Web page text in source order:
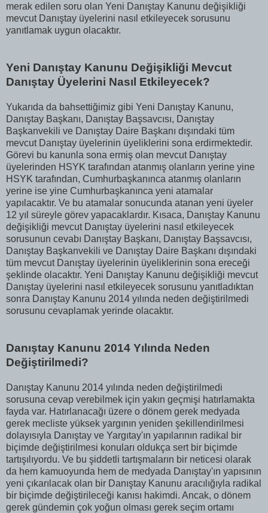
merak edilen soru olan Yeni Danıştay Kanunu değişikliği
mevcut Danıştay üyelerini nasıl etkileyecek sorusunu
yanıtlamak uygun olacaktır.
Yeni Danıştay Kanunu Değişikliği Mevcut
Danıştay Üyelerini Nasıl Etkileyecek?
Yukarıda da bahsettiğimiz gibi Yeni Danıştay Kanunu,
Danıştay Başkanı, Danıştay Başsavcısı, Danıştay
Başkanvekili ve Danıştay Daire Başkanı dışındaki tüm
mevcut Danıştay üyelerinin üyeliklerini sona erdirmektedir.
Görevi bu kanunla sona ermiş olan mevcut Danıştay
üyelerinden HSYK tarafından atanmış olanların yerine yine
HSYK tarafından, Cumhurbaşkanınca atanmış olanların
yerine ise yine Cumhurbaşkanınca yeni atamalar
yapılacaktır. Ve bu atamalar sonucunda atanan yeni üyeler
12 yıl süreyle görev yapacaklardır. Kısaca, Danıştay Kanunu
değişikliği mevcut Danıştay üyelerini nasıl etkileyecek
sorusunun cevabı Danıştay Başkanı, Danıştay Başsavcısı,
Danıştay Başkanvekili ve Danıştay Daire Başkanı dışındaki
tüm mevcut Danıştay üyelerinin üyeliklerinin sona ereceği
şeklinde olacaktır. Yeni Danıştay Kanunu değişikliği mevcut
Danıştay üyelerini nasıl etkileyecek sorusunu yanıtladıktan
sonra Danıştay Kanunu 2014 yılında neden değiştirilmedi
sorusunu cevaplamak yerinde olacaktır.
Danıştay Kanunu 2014 Yılında Neden
Değiştirilmedi?
Danıştay Kanunu 2014 yılında neden değiştirilmedi
sorusuna cevap verebilmek için yakın geçmişi hatırlamakta
fayda var. Hatırlanacağı üzere o dönem gerek medyada
gerek mecliste yüksek yargının yeniden şekillendirilmesi
dolayısıyla Danıştay ve Yargıtay'ın yapılarının radikal bir
biçimde değiştirilmesi konuları oldukça sert bir biçimde
tartışılıyordu. Ve bu şiddetli tartışmaların bir neticesi olarak
da hem kamuoyunda hem de medyada Danıştay'ın yapısının
yeni çıkarılacak olan bir Danıştay Kanunu aracılığıyla radikal
bir biçimde değiştirileceği kanısı hakimdi. Ancak, o dönem
gerek gündemin çok yoğun olması gerek seçim ortamı